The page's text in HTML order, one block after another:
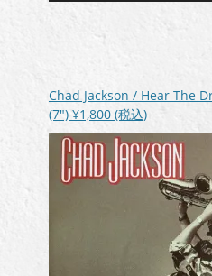
ー
Chad Jackson / Hear The
(7″) ¥1,800 (税込)